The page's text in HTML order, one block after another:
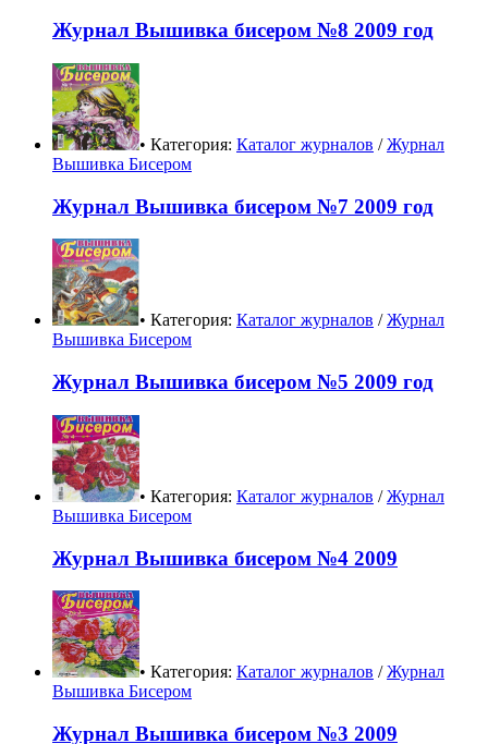
Журнал Вышивка бисером №8 2009 год
• Категория: Каталог журналов /Журнал
Вышивка Бисером
Журнал Вышивка бисером №7 2009 год
• Категория: Каталог журналов /Журнал
Вышивка Бисером
Журнал Вышивка бисером №5 2009 год
• Категория: Каталог журналов /Журнал
Вышивка Бисером
Журнал Вышивка бисером №4 2009
• Категория: Каталог журналов /Журнал
Вышивка Бисером
Журнал Вышивка бисером №3 2009